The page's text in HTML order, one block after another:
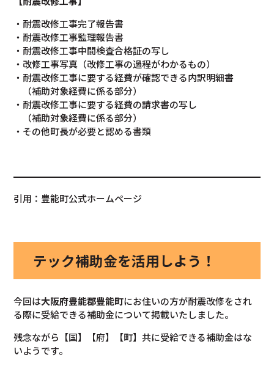
・耐震改修工事完了報告書
・耐震改修工事監理報告書
・耐震改修工事中間検査合格証の写し
・改修工事写真（改修工事の過程がわかるもの）
・耐震改修工事に要する経費が確認できる内訳明細書
（補助対象経費に係る部分）
・耐震改修工事に要する経費の請求書の写し
（補助対象経費に係る部分）
・その他町長が必要と認める書類
引用：豊能町公式ホームページ
テック補助金を活用しよう！
今回は大阪府豊能郡豊能町にお住いの方が耐震改修をされ
る際に受給できる補助金について掲載いたしました。
残念ながら【国】【府】【町】共に受給できる補助金はな
いようです。